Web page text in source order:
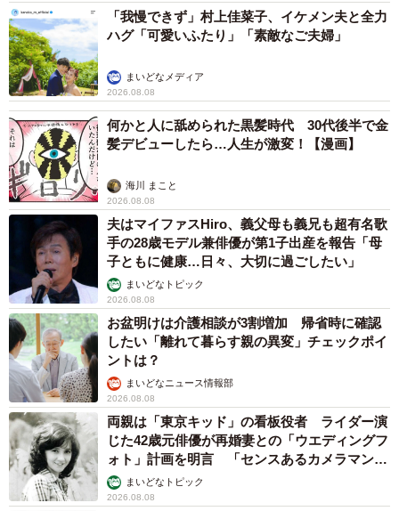
「我慢できず」村上佳菜子、イケメン夫と全力
ハグ「可愛いふたり」「素敵なご夫婦」
まいどなメディア
2026.08.08
何かと人に舐められた黒髪時代 30代後半で金
髪デビューしたら…人生が激変！【漫画】
海川 まこと
2026.08.08
夫はマイファスHiro、義父母も義兄も超有名歌
手の28歳モデル兼俳優が第1子出産を報告「母
子ともに健康…日々、大切に過ごしたい」
まいどなトピック
2026.08.08
お盆明けは介護相談が3割増加 帰省時に確認
したい「離れて暮らす親の異変」チェックポイ
ントは？
まいどなニュース情報部
2026.08.08
両親は「東京キッド」の看板役者 ライダー演
じた42歳元俳優が再婚妻との「ウエディングフ
ォト」計画を明言 「センスあるカメラマン求
む」まいどなトピック
2026.08.08